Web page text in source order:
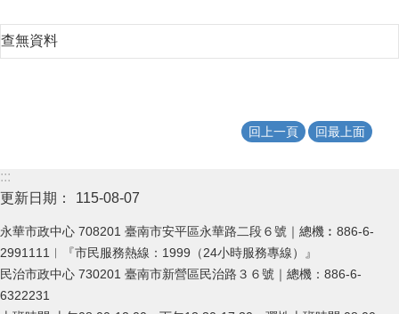
查無資料
回上一頁 回最上面
:::
更新日期：
115-08-07
永華市政中心 708201 臺南市安平區永華路二段６號｜總機︰886-6-
2991111︱『市民服務熱線：1999（24小時服務專線）』
民治市政中心 730201 臺南市新營區民治路３６號｜總機：886-6-
6322231